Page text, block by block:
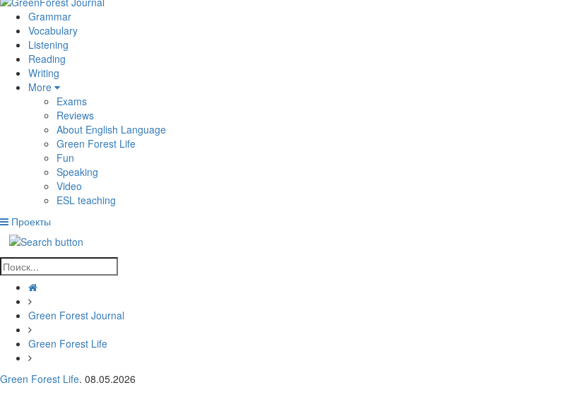
Grammar
Vocabulary
Listening
Reading
Writing
More
Exams
Reviews
About English Language
Green Forest Life
Fun
Speaking
Video
ESL teaching
Проекты
Green Forest Journal
Green Forest Life
Green Forest Life. 08.05.2026